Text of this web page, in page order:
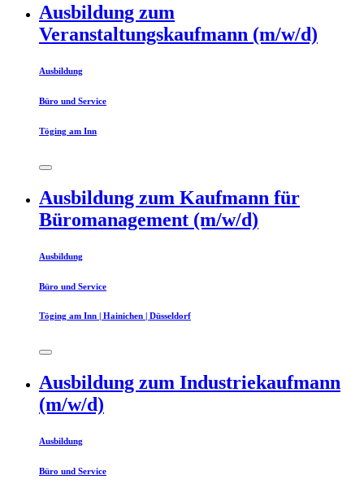
Ausbildung zum
Veranstaltungskaufmann (m/w/d)
Ausbildung
Büro und Service
Töging am Inn
Ausbildung zum Kaufmann für
Büromanagement (m/w/d)
Ausbildung
Büro und Service
Töging am Inn | Hainichen | Düsseldorf
Ausbildung zum Industriekaufmann
(m/w/d)
Ausbildung
Büro und Service